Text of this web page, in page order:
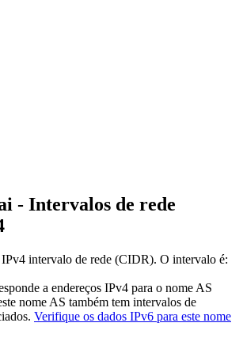
- Intervalos de rede
IPv4 intervalo de rede (CIDR). O intervalo é:
a endereços IPv4 para o nome AS
nome AS também tem intervalos de
Verifique os dados IPv6 para este nome